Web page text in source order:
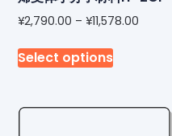
¥2,790.00 – ¥11,578.00
Select options